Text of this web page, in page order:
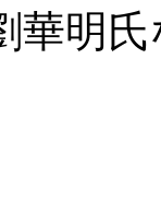
華明